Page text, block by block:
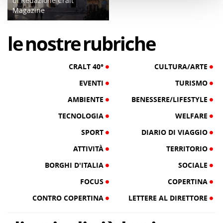
Magazine
lenostrerubriche
CRALT 40°
CULTURA/ARTE
EVENTI
TURISMO
AMBIENTE
BENESSERE/LIFESTYLE
TECNOLOGIA
WELFARE
SPORT
DIARIO DI VIAGGIO
ATTIVITÀ
TERRITORIO
BORGHI D'ITALIA
SOCIALE
FOCUS
COPERTINA
CONTRO COPERTINA
LETTERE AL DIRETTORE